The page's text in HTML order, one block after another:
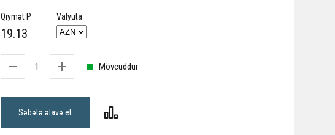
Qiymət P.
19.13
Valyuta
Mövcuddur
Səbətə əlavə et